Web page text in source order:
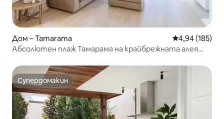
Дом – Tamarama Средна
4,94 (185)
Абсолютен плаж Тамарама на крайбрежната алея
Супердомакин
Супердомакин